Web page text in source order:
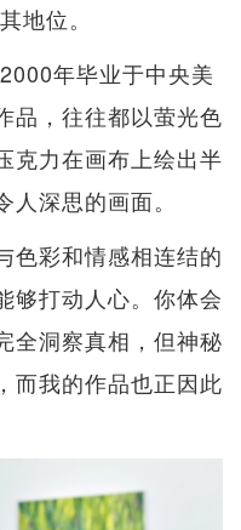
地位。
年毕业于中央美
品，往往都以萤光色
克力在画布上绘出半
深思的画面。
色彩和情感相连结的
够打动人心。你体会
全洞察真相，但神秘
而我的作品也正因此